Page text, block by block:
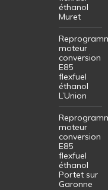
éthanol
Muret
moteur
conversion
E85
flexfuel
éthanol
L’Union
moteur
conversion
E85
flexfuel
éthanol
Portet sur
Garonne